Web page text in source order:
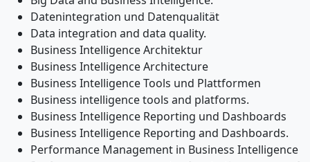
Datenintegration und Datenqualität
Data integration and data quality.
Business Intelligence Architektur
Business Intelligence Architecture
Business Intelligence Tools und Plattformen
Business intelligence tools and platforms.
Business Intelligence Reporting und Dashboards
Business Intelligence Reporting and Dashboards.
Performance Management in Business Intelligence